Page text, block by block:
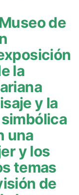
de
la
y la
una
y los
temas
de